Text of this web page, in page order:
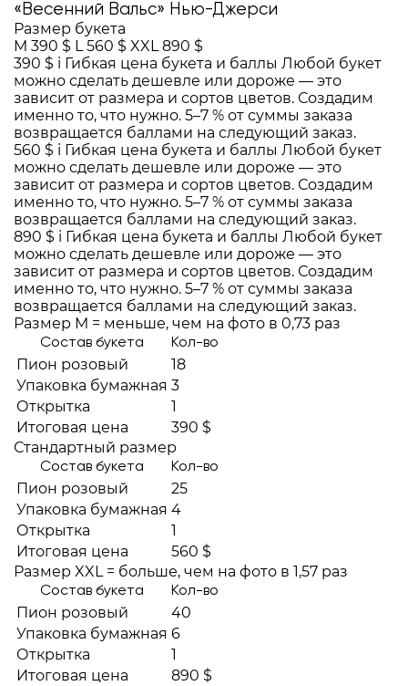
«Весенний Вальс» Нью-Джерси
Размер букета
M 390 $ L 560 $ XXL 890 $
390 $ i Гибкая цена букета и баллы Любой букет
можно сделать дешевле или дороже — это
зависит от размера и сортов цветов. Создадим
именно то, что нужно. 5–7 % от суммы заказа
возвращается баллами на следующий заказ.
560 $ i Гибкая цена букета и баллы Любой букет
можно сделать дешевле или дороже — это
зависит от размера и сортов цветов. Создадим
именно то, что нужно. 5–7 % от суммы заказа
возвращается баллами на следующий заказ.
890 $ i Гибкая цена букета и баллы Любой букет
можно сделать дешевле или дороже — это
зависит от размера и сортов цветов. Создадим
именно то, что нужно. 5–7 % от суммы заказа
возвращается баллами на следующий заказ.
Размер M = меньше, чем на фото в 0,73 раз
Состав букета Кол-во
Пион розовый
18
Упаковка бумажная 3
Открытка
1
Итоговая цена
390 $
Стандартный размер
Состав букета Кол-во
Пион розовый
25
Упаковка бумажная 4
Открытка
1
Итоговая цена
560 $
Размер XXL = больше, чем на фото в 1,57 раз
Состав букета Кол-во
Пион розовый
40
Упаковка бумажная 6
Открытка
1
Итоговая цена
890 $